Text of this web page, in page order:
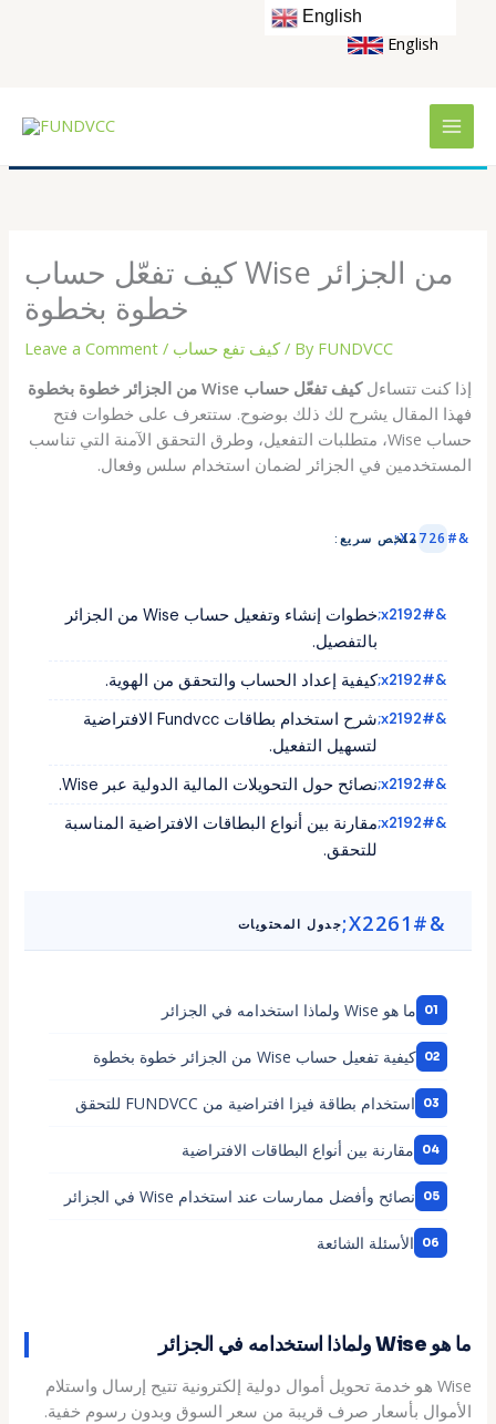
English
كيف تفعّل حساب Wise من الجزائر
خطوة بخطوة
Leave a Comment / كيف تفع حساب/ By FUNDVCC
إذا كنت تتساءلكيف تفعّل حساب Wise من الجزائر خطوة بخطوة
فهذا المقال يشرح لك ذلك بوضوح. ستتعرف على خطوات فتح
حساب Wise، متطلبات التفعيل، وطرق التحقق الآمنة التي تناسب
المستخدمين في الجزائر لضمان استخدام سلس وفعال.
ملخص سريع:
خطوات إنشاء وتفعيل حساب Wise من الجزائر
بالتفصيل.
كيفية إعداد الحساب والتحقق من الهوية.
شرح استخدام بطاقات Fundvcc الافتراضية
لتسهيل التفعيل.
نصائح حول التحويلات المالية الدولية عبر Wise.
مقارنة بين أنواع البطاقات الافتراضية المناسبة
للتحقق.
جدول المحتويات
ما هو Wise ولماذا استخدامه في الجزائر
كيفية تفعيل حساب Wise من الجزائر خطوة بخطوة
استخدام بطاقة فيزا افتراضية من FUNDVCC للتحقق
مقارنة بين أنواع البطاقات الافتراضية
نصائح وأفضل ممارسات عند استخدام Wise في الجزائر
الأسئلة الشائعة
ما هو Wise ولماذا استخدامه في الجزائر
Wise هو خدمة تحويل أموال دولية إلكترونية تتيح إرسال واستلام
الأموال بأسعار صرف قريبة من سعر السوق وبدون رسوم خفية.
English